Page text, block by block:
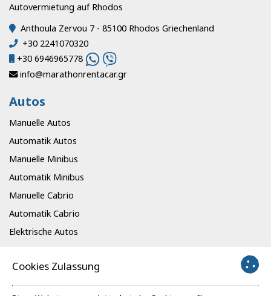
Autovermietung auf Rhodos
Anthoula Zervou 7 - 85100 Rhodos Griechenland
+30 2241070320
+30 6946965778
info@marathonrentacar.gr
Autos
Manuelle Autos
Automatik Autos
Manuelle Minibus
Automatik Minibus
Manuelle Cabrio
Automatik Cabrio
Elektrische Autos
Die Info
Cookies Zulassung